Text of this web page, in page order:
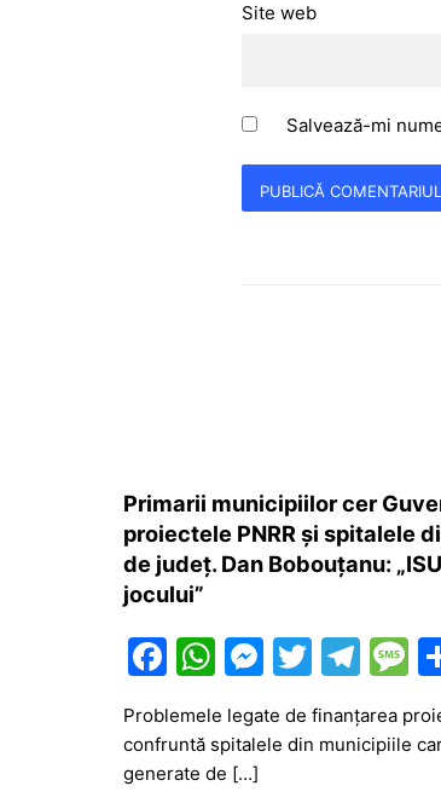
Site web
Salvează-mi
Primarii municipiilor cer
proiectele PNRR și spitalele
de județ. Dan Bobouțanu:
jocului”
F
c
e
W
at
s
M
s
T
w
itt
T
e
M
s
Problemele legate de finanțarea
confruntă spitalele din municipiile
generate de […]